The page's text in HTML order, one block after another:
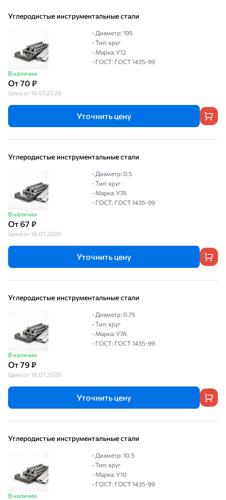
Углеродистые инструментальные стали
В наличии
От 70 ₽
Цена от 18.07.2026
- Диаметр: 195
- Тип: круг
- Марка: У12
- ГОСТ: ГОСТ 1435-99
Уточнить цену
Углеродистые инструментальные стали
В наличии
От 67 ₽
Цена от 18.07.2026
- Диаметр: 0.5
- Тип: круг
- Марка: У7А
- ГОСТ: ГОСТ 1435-99
Уточнить цену
Углеродистые инструментальные стали
В наличии
От 79 ₽
Цена от 18.07.2026
- Диаметр: 0.75
- Тип: круг
- Марка: У7А
- ГОСТ: ГОСТ 1435-99
Уточнить цену
Углеродистые инструментальные стали
В наличии
- Диаметр: 10.5
- Тип: круг
- Марка: У10
- ГОСТ: ГОСТ 1435-99